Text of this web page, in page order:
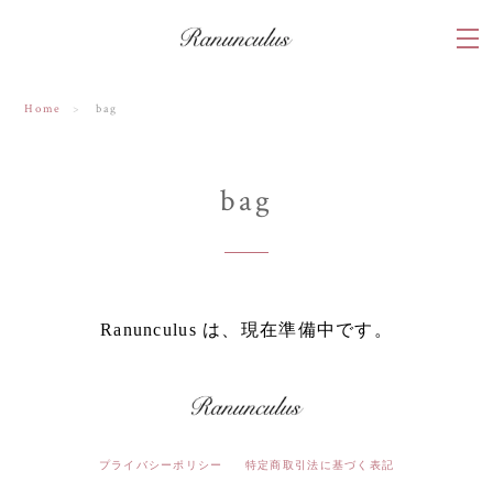
Home bag
bag
Ranunculus は、現在準備中です。
プライバシーポリシー 特定商取引法に基づく表記